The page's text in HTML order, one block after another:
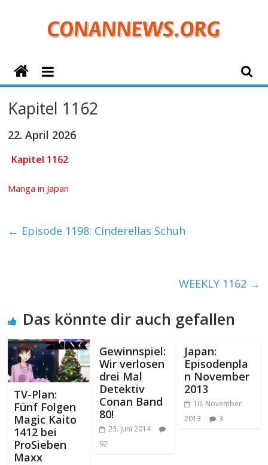
ConanNews.org
Conan
Kapitel 1162
22. April 2026
Kapitel 1162
Manga in Japan
← Episode 1198: Cinderellas Schuh
WEEKLY 1162 →
Das könnte dir auch gefallen
TV-Plan:
Fünf Folgen
Magic Kaito
1412 bei
ProSieben
Maxx
Gewinnspiel:
Wir verlosen
drei Mal
Detektiv
Conan Band
80!
23. Juni 2014
92
Japan:
Episodenpla
n November
2013
10. November
2013
3